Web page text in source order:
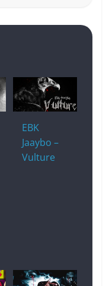
EBK
Jaaybo –
Vulture